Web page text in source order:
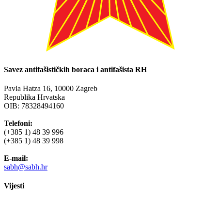
Savez antifašističkih boraca i antifašista RH
Pavla Hatza 16, 10000 Zagreb
Republika Hrvatska
OIB: 78328494160
Telefoni:
(+385 1) 48 39 996
(+385 1) 48 39 998
E-mail:
sabh@sabh.hr
Vijesti